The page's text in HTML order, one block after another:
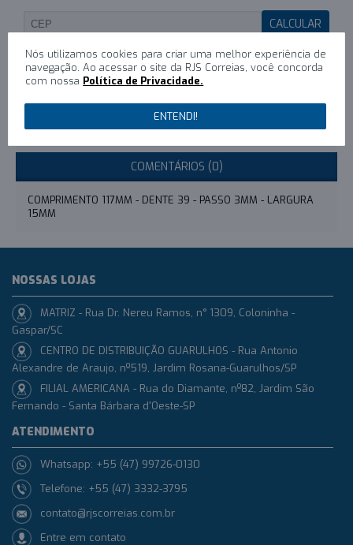
CALCULAR
0/Escreva um comentário
COMENTÁRIOS (0)
COMPRIMENTO 117MM - DENTE 39 - PASSO 3MM - LARGURA
15MM
Nós utilizamos cookies para criar uma melhor experiência de
navegação. Ao acessar o site da RJS Correias, você concorda
com nossa Política de Privacidade.
ENTENDI!
NOSSAS LOJAS
MATRIZ - Rua Dr. Nereu Ramos, n° 1309, Coloninha -
Gaspar/SC
CENTRO DE DISTRIBUIÇÃO GUARULHOS - Rua Antonio
Alexandre de Araujo, nº519, Jardim Rosana-Guarulhos/SP
FILIAL AMERICANA - Rua do Diamante, nº82, Jardim São
Fernando - Santa Bárbara d'Oeste-SP
ATENDIMENTO
Whatsapp: +55 (47) 99726-0130
Telefone: +55 (47) 3332-3795
contato@rjscorreias.com.br
Entre em contato